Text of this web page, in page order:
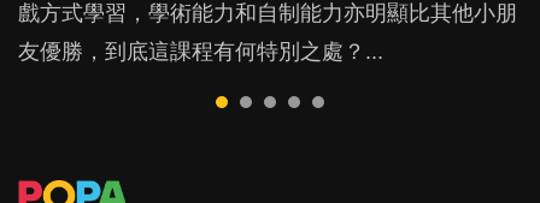
戲方式學習，學術能力和自制能力亦明顯比其他小朋
友優勝，到底這課程有何特別之處？...
的統計數字，但粗略估算，香港至少有六、七百家早
期教育中心，但孩子是否愈早上Playgroup愈好？...
朋友的念頭。但為何爸爸患上產後抑鬱往往難以察
覺？...
教養？部份父母更會為了小朋友放棄自己的嗜好、減
少出席朋友聚會等等，你以為會換來美好的親子關
係，有助小朋友成長，但原來父母身心虛耗對孩子的
是在職好。雖說每個家庭都有自己的獨特狀況和考慮
因素，但原來全職和在職媽媽所養育的子女其實都各